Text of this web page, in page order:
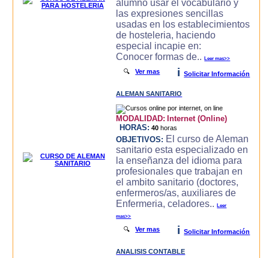
alumno usar el vocabulario y
las expresiones sencillas
usadas en los establecimientos
de hosteleria, haciendo
especial incapie en:
Conocer formas de..Leer mas>>
🔍Ver mas i Solicitar Información
ALEMAN SANITARIO
MODALIDAD: Internet (Online)
HORAS: 40 horas
OBJETIVOS: El curso de Aleman
sanitario esta especializado en
la enseñanza del idioma para
profesionales que trabajan en
el ambito sanitario (doctores,
enfermeros/as, auxiliares de
Enfermeria, celadores..Leer
mas>>
🔍Ver mas i Solicitar Información
ANALISIS CONTABLE